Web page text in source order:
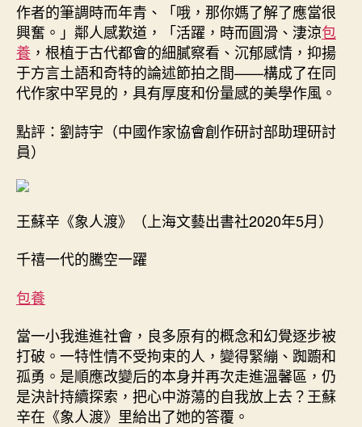
作者的筆調時而年青、「哦，那你媽了解了應當很
興奮。」鄰人感歎道，「活躍，時而圓滑、淒涼包
養 ，根植于古代都會的細膩察看、沉郁感情，抑揚
于方言土語和奇特的論述節拍之間——構成了在同
代作家中罕見的，具有厚度和份量感的美學作風。
點評：劉詩宇（中國作家協會創作研討部助理研討
員）
王蘇辛《象人渡》（上海文藝出書社2020年5月）
千禧一代的騰空一躍
包養
當一小我進進社會，良多原有的概念和幻覺逐步被
打破。一特性情不受拘束的人，變得緊繃、踟躕和
孤勇。是順應改變后的本身并再次走進溫馨區，仍
是決計持續探索，把心中游蕩的自我放上去？王蘇
辛在《象人渡》里給出了她的答覆。